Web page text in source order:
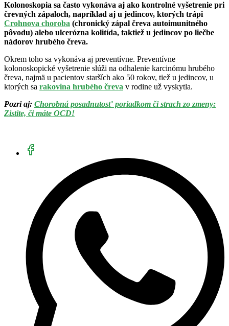
Kolonoskopia sa často vykonáva aj ako kontrolné vyšetrenie pri
črevných zápaloch, napríklad aj u jedincov, ktorých trápi
Crohnova choroba (chronický zápal čreva autoimunitného
pôvodu) alebo ulcerózna kolitída, taktiež u jedincov po liečbe
nádorov hrubého čreva.
Okrem toho sa vykonáva aj preventívne. Preventívne
kolonoskopické vyšetrenie slúži na odhalenie karcinómu hrubého
čreva, najmä u pacientov starších ako 50 rokov, tiež u jedincov, u
ktorých sa rakovina hrubého čreva v rodine už vyskytla.
Pozri aj: Chorobná posadnutosť poriadkom či strach zo zmeny:
Zistite, či máte OCD!